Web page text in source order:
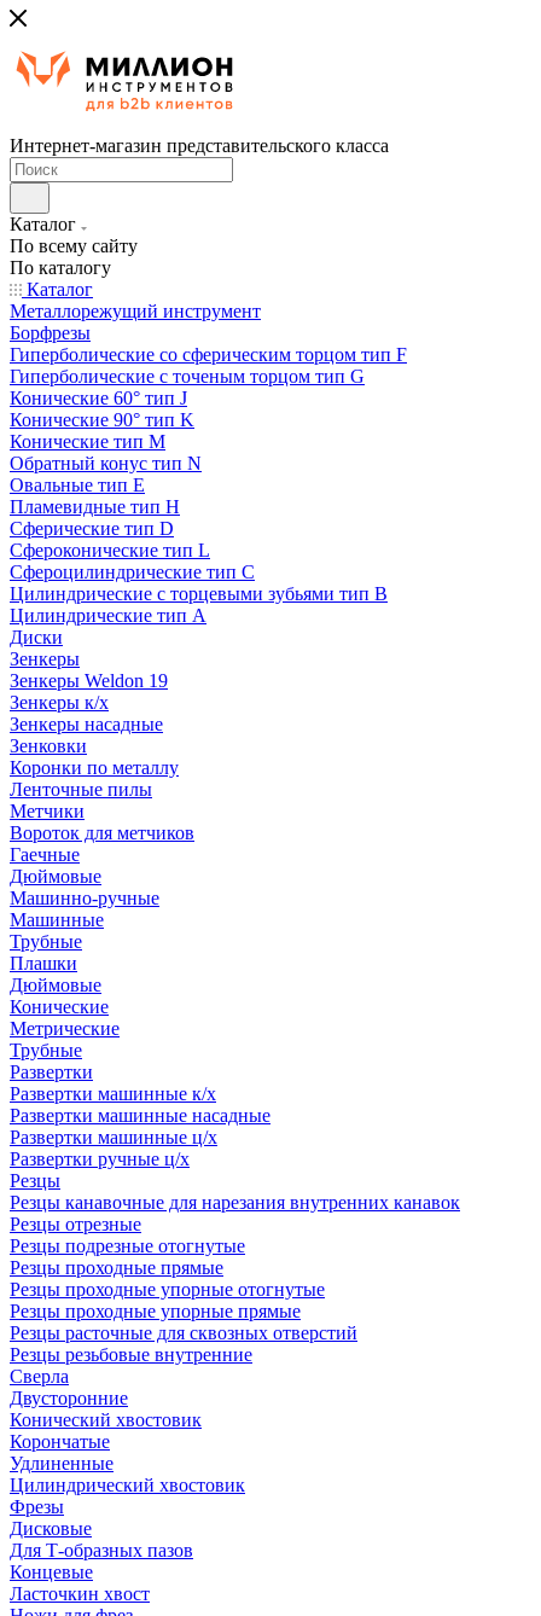
Интернет-магазин представительского класса
Каталог
По всему сайту
По каталогу
Каталог
Металлорежущий инструмент
Борфрезы
Гиперболические cо сферическим торцом тип F
Гиперболические с точеным торцом тип G
Конические 60° тип J
Конические 90° тип K
Конические тип M
Обратный конус тип N
Овальные тип E
Пламевидные тип H
Сферические тип D
Сфероконические тип L
Сфероцилиндрические тип C
Цилиндрические с торцевыми зубьями тип B
Цилиндрические тип А
Диски
Зенкеры
Зенкеры Weldon 19
Зенкеры к/х
Зенкеры насадные
Зенковки
Коронки по металлу
Ленточные пилы
Метчики
Вороток для метчиков
Гаечные
Дюймовые
Машинно-ручные
Машинные
Трубные
Плашки
Дюймовые
Конические
Метрические
Трубные
Развертки
Развертки машинные к/х
Развертки машинные насадные
Развертки машинные ц/х
Развертки ручные ц/х
Резцы
Резцы канавочные для нарезания внутренних канавок
Резцы отрезные
Резцы подрезные отогнутые
Резцы проходные прямые
Резцы проходные упорные отогнутые
Резцы проходные упорные прямые
Резцы расточные для сквозных отверстий
Резцы резьбовые внутренние
Сверла
Двусторонние
Конический хвостовик
Корончатые
Удлиненные
Цилиндрический хвостовик
Фрезы
Дисковые
Для Т-образных пазов
Концевые
Ласточкин хвост